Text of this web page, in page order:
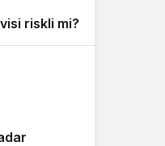
riskli mi?